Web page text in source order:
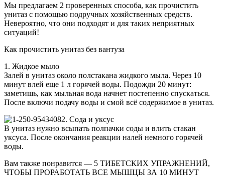
Мы предлагаем 2 проверенных способа, как прочистить
унитаз с помощью подручных хозяйственных средств.
Невероятно, что они подходят и для таких неприятных
ситуаций!
Как прочистить унитаз без вантуза
1. Жидкое мыло
Залей в унитаз около полстакана жидкого мыла. Через 10
минут влей еще 1 л горячей воды. Подожди 20 минут:
заметишь, как мыльная вода начнет постепенно спускаться.
После включи подачу воды и смой всё содержимое в унитаз.
2. Сода и уксус
В унитаз нужно всыпать полпачки соды и влить стакан
уксуса. После окончания реакции налей немного горячей
воды.
Вам также понравится — 5 ТИБЕТСКИХ УПРАЖНЕНИЙ,
ЧТОБЫ ПРОРАБОТАТЬ ВСЕ МЫШЦЫ ЗА 10 МИНУТ